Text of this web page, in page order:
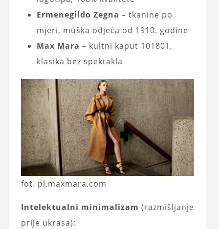
Ermenegildo Zegna – tkanine po
mjeri, muška odjeća od 1910. godine
Max Mara – kultni kaput 101801,
klasika bez spektakla
fot. pl.maxmara.com
Intelektualni minimalizam (razmišljanje
prije ukrasa):